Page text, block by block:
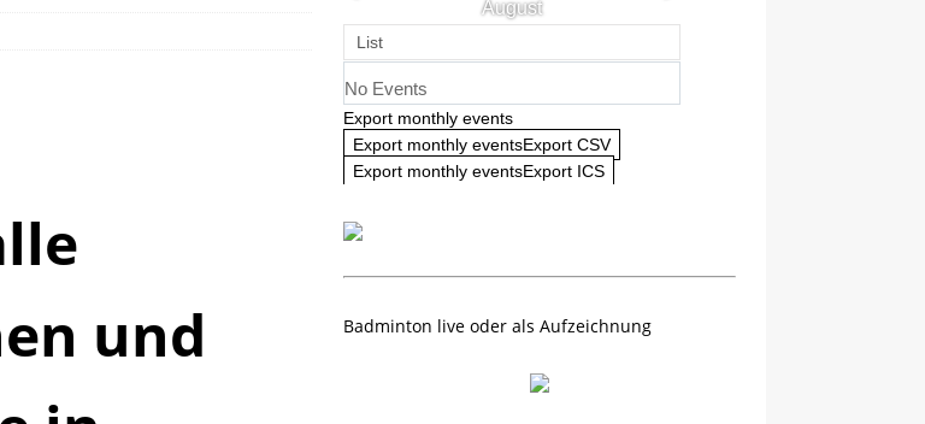
und
August
List
No Events
Export monthly events
Export monthly eventsExport CSV
Export monthly eventsExport ICS
Badminton live oder als Aufzeichnung